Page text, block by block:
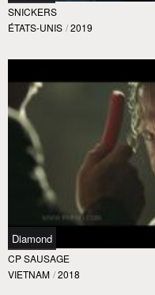
SNICKERS
ÉTATS-UNIS / 2019
Diamond
CP SAUSAGE
VIETNAM / 2018